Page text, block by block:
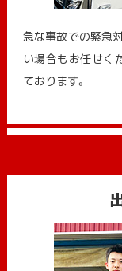
急な事故での緊急
い場合もお任せく
ております。